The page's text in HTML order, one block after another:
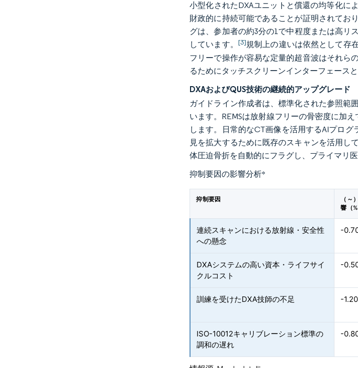
小型化されたDXAユニットと償還の均等化に
財政的に持続可能であることが証明されてお
グは、参加者の約3分の1で中程度または高リ
しています。 [3]規制上の違いは依然として存
フリーで操作が容易な定量的超音波はそれら
るためにタッチスクリーンインターフェース
DXAおよびQUS技術の継続的アップグレード
ガイドライン作成者は、標準化された参照範
います。REMSは放射線フリーの骨密度に加
します。日常的なCT画像を活用するAIプロ
見を拡大するために既存のスキャンを活用し
体圧迫骨折を自動的にフラグし、プライマリ
抑制要因の影響分析*
抑制要因
（～
響（%
連続スキャンにおける放射線・安全性
への懸念
-
DXAシステムの高い資本・ライフサイ
クルコスト
-
訓練を受けたDXA技師の不足 -
ISO-10012キャリブレーション標準の
調和の遅れ
-